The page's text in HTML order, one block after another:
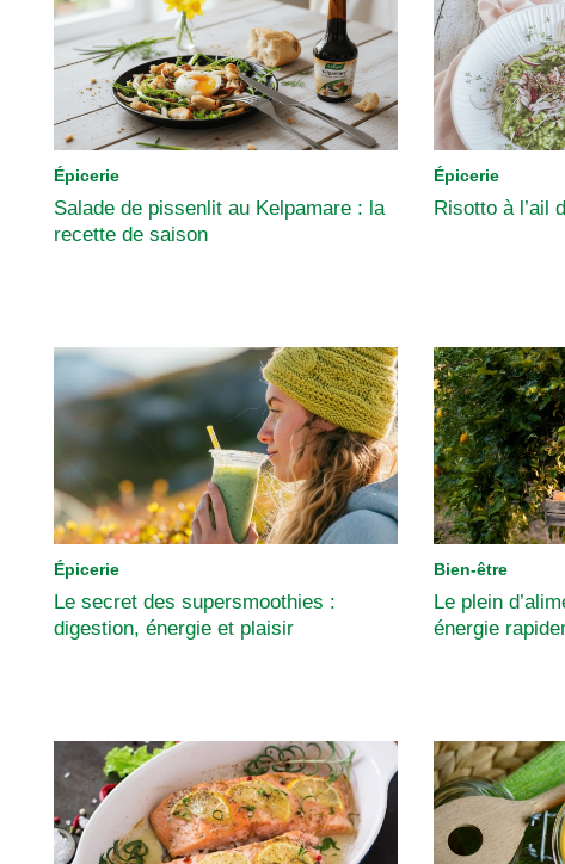
Épicerie
Salade de pissenlit au Kelpamare : la
recette de saison
Épicerie
Risotto à l’ail
Épicerie
Le secret des supersmoothies :
digestion, énergie et plaisir
Bien-être
Le plein
énergie